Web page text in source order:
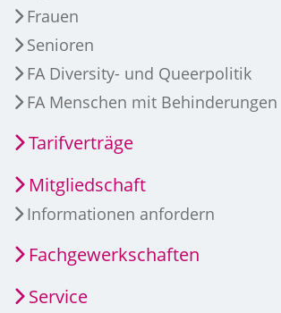
Frauen
Senioren
FA Diversity- und Queerpolitik
FA Menschen mit Behinderungen
Tarifverträge
Mitgliedschaft
Informationen anfordern
Fachgewerkschaften
Service